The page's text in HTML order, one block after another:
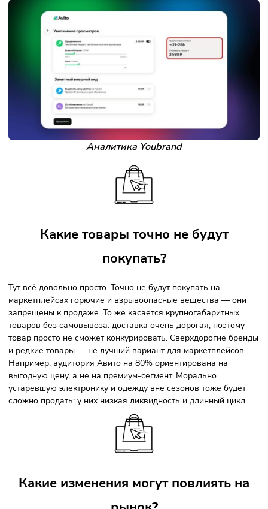
Аналитика Youbrand
Регулярно обновляйте объявления — алгоритмы
Используйте промо-инструменты Авито — это
вложения, которые дают кратный прирост просмотров.
Аналитика Youbrand